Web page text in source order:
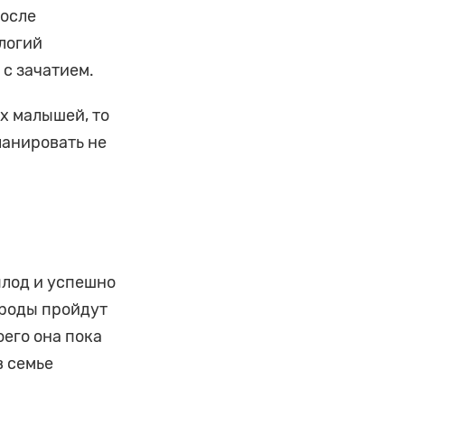
зачатием.
малышей, то
не
и успешно
пройдут
она пока
семье